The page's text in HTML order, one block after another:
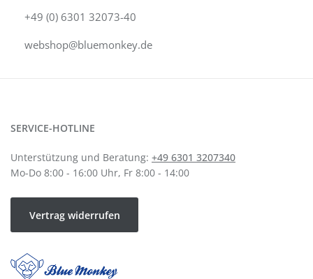
+49 (0) 6301 32073-40
webshop@bluemonkey.de
SERVICE-HOTLINE
Unterstützung und Beratung: +49 6301 3207340
Mo-Do 8:00 - 16:00 Uhr, Fr 8:00 - 14:00
Vertrag widerrufen